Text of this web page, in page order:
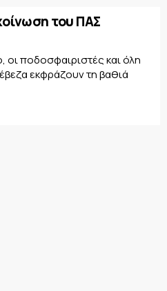
του ΠΑΣ
οι ποδοσφαιριστές και όλη
εκφράζουν τη βαθιά